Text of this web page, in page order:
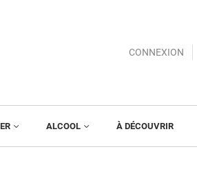
CONNEXION
ALCOOL À DÉCOUVRIR